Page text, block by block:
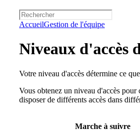
AccueilGestion de l'équipe
Niveaux d'accès
Votre niveau d'accès détermine ce
Vous obtenez un niveau d'accès
disposer de différents accès dans
Marche à suivre